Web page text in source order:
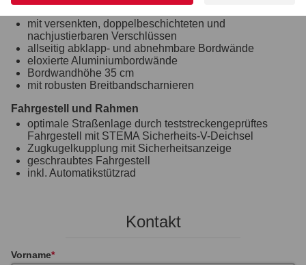
Bordwand, Reling und Co.
mit versenkten, doppelbeschichteten und
nachjustierbaren Verschlüssen
allseitig abklapp- und abnehmbare Bordwände
eloxierte Aluminiumbordwände
Bordwandhöhe 35 cm
mit robusten Breitbandscharnieren
Fahrgestell und Rahmen
optimale Straßenlage durch teststreckengeprüftes
Fahrgestell mit STEMA Sicherheits-V-Deichsel
Zugkugelkupplung mit Sicherheitsanzeige
geschraubtes Fahrgestell
inkl. Automatikstützrad
Kontakt
Vorname